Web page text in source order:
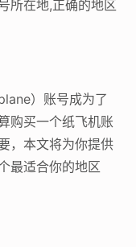
所在地,正确的地区
）账号成为了
购买一个纸飞机账
，本文将为你提供
最适合你的地区